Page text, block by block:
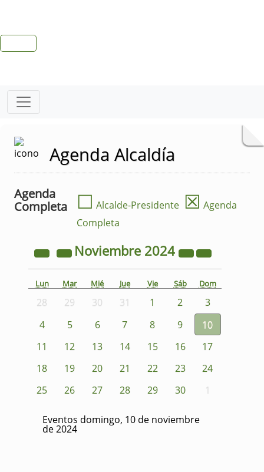
Agenda Alcaldía
Agenda
Completa
☐ Alcalde-Presidente ☒ Agenda
Completa
Noviembre 2024
Lun Mar Mié Jue Vie Sáb Dom
28 29 30 31 1 2
3
4
5 6 7 8 9
10
11
12 13 14 15 16
17
18
19 20 21 22 23
24
25
26 27 28 29 30 1
Eventos domingo, 10 de noviembre
de 2024